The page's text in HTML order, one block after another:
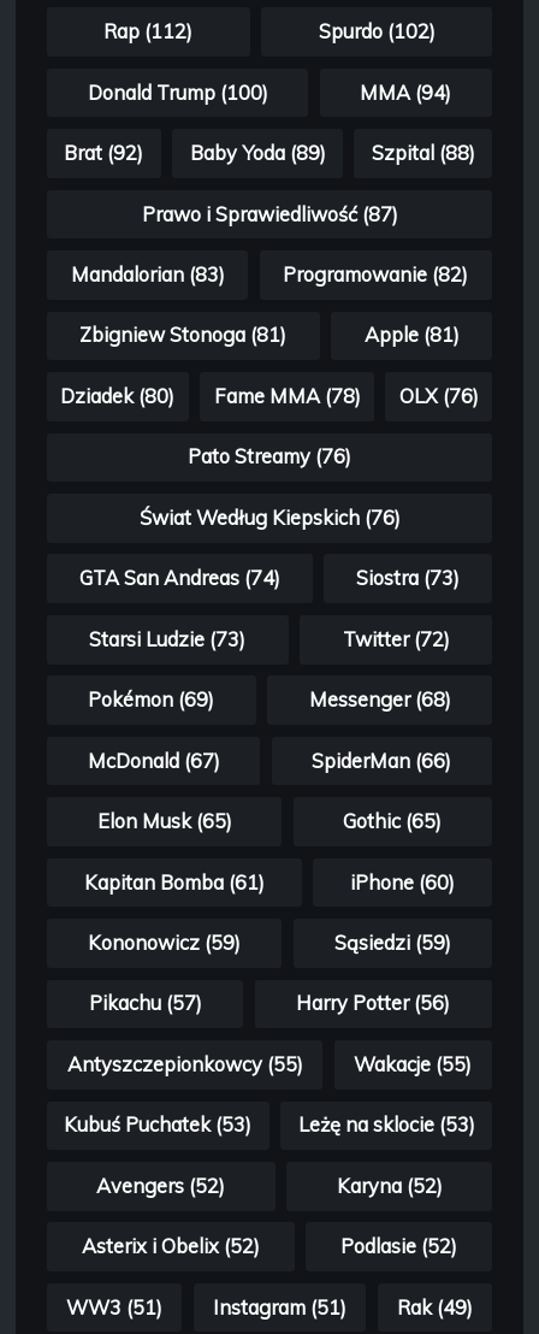
Rap (112) Spurdo (102)
Donald Trump (100) MMA (94)
Brat (92) Baby Yoda (89) Szpital (88)
Prawo i Sprawiedliwość (87)
Mandalorian (83) Programowanie (82)
Zbigniew Stonoga (81) Apple (81)
Dziadek (80) Fame MMA (78) OLX (76)
Pato Streamy (76)
Świat Według Kiepskich (76)
GTA San Andreas (74) Siostra (73)
Starsi Ludzie (73) Twitter (72)
Pokémon (69) Messenger (68)
McDonald (67) SpiderMan (66)
Elon Musk (65) Gothic (65)
Kapitan Bomba (61) iPhone (60)
Kononowicz (59) Sąsiedzi (59)
Pikachu (57) Harry Potter (56)
Antyszczepionkowcy (55) Wakacje (55)
Kubuś Puchatek (53) Leżę na sklocie (53)
Avengers (52) Karyna (52)
Asterix i Obelix (52) Podlasie (52)
WW3 (51) Instagram (51) Rak (49)